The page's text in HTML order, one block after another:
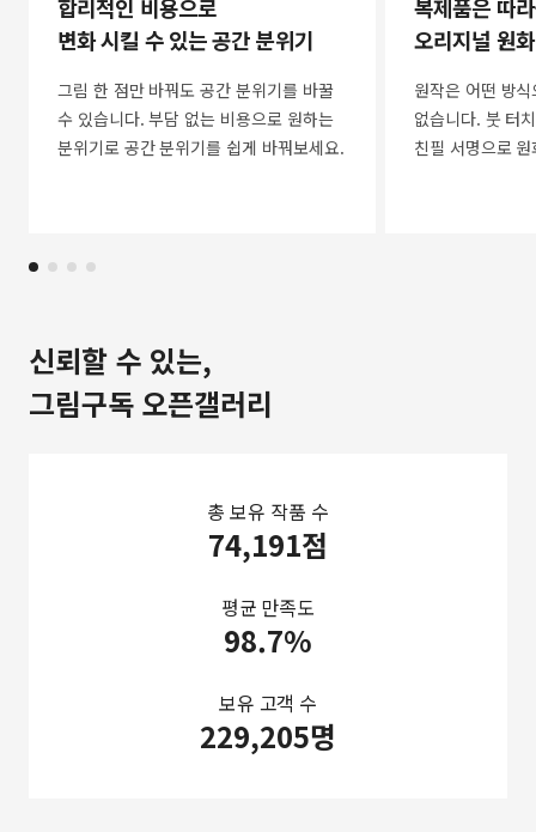
합리적인 비용으로
변화 시킬 수 있는 공간 분위기
그림 한 점만 바꿔도 공간 분위기를 바꿀
수 있습니다. 부담 없는 비용으로 원하는
분위기로 공간 분위기를 쉽게 바꿔보세요.
복제품은 따
오리지널 원
원작은 어떤 방
없습니다. 붓 터
친필 서명으로
신뢰할 수 있는,
그림구독 오픈갤러리
총 보유 작품 수
74,191점
평균 만족도
98.7%
보유 고객 수
229,205명